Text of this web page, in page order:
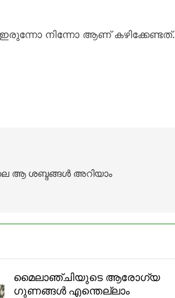
ഇരുന്നോ നിന്നോ ആണ് കഴിക്കേണ്ടത്.
ആ ശബ്ദങ്ങള്‍ അറിയാം
മൈലാഞ്ചിയുടെ ആരോഗ്യ
ഗുണങ്ങൾ എന്തെല്ലാം